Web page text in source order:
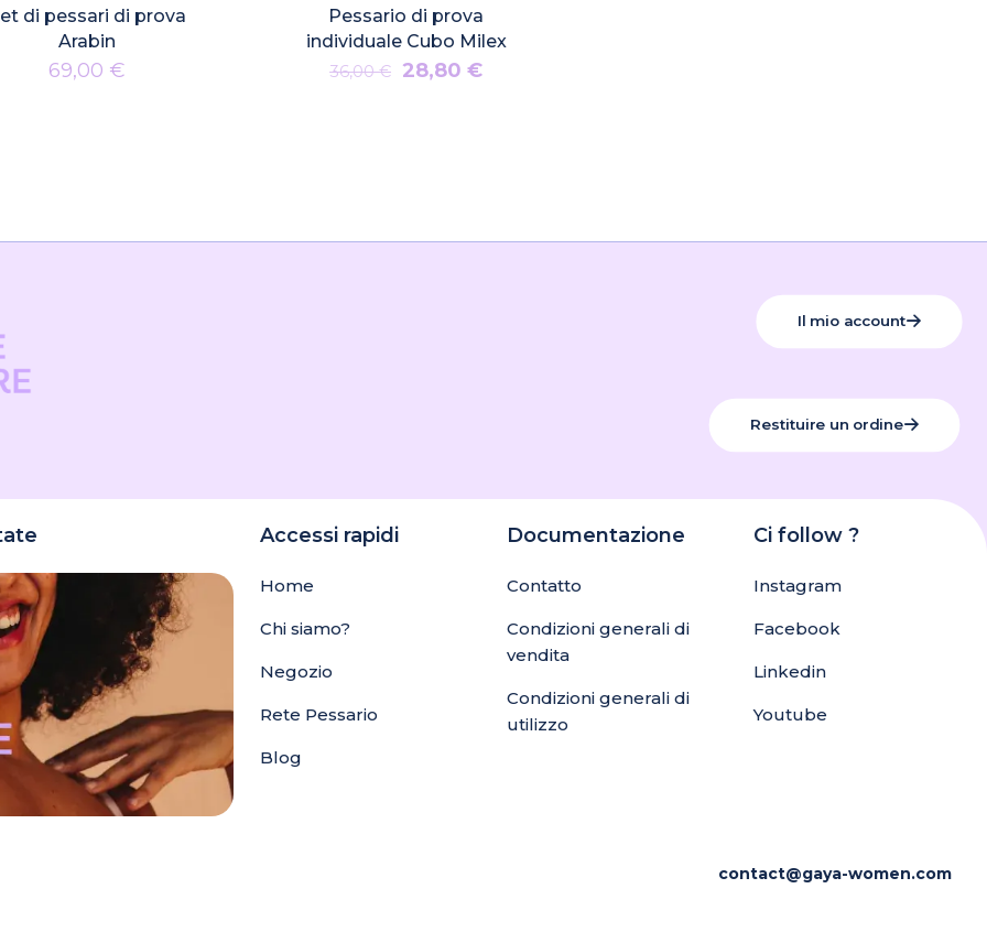
di pessari di prova
Arabin
69,00 €
Pessario di prova
individuale Cubo Milex
36,00€
Il
28,80€Il
Il mio account
Restituire un ordine
Accessi rapidi
Home
Chi siamo?
Negozio
Rete Pessario
Blog
Documentazione
Contatto
Condizioni generali di
vendita
Condizioni generali di
utilizzo
Ci follow ?
Instagram
Facebook
Linkedin
Youtube
contact@gaya-women.com